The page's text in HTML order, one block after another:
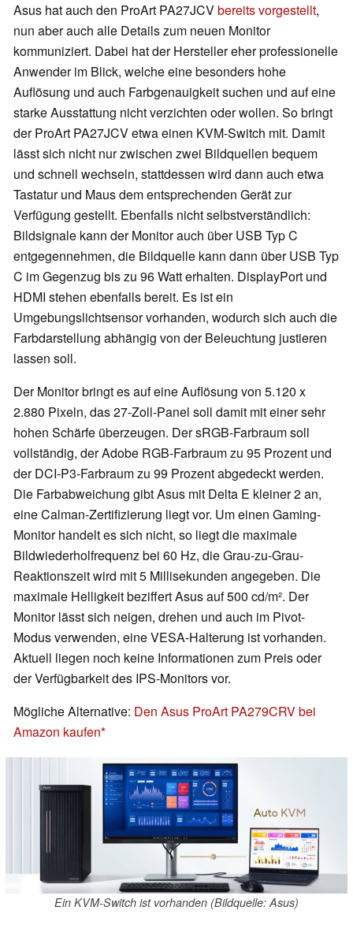
Asus hat auch den ProArt PA27JCVbereits vorgestellt,
nun aber auch alle Details zum neuen Monitor
kommuniziert. Dabei hat der Hersteller eher professionelle
Anwender im Blick, welche eine besonders hohe
Auflösung und auch Farbgenauigkeit suchen und auf eine
starke Ausstattung nicht verzichten oder wollen. So bringt
der ProArt PA27JCV etwa einen KVM-Switch mit. Damit
lässt sich nicht nur zwischen zwei Bildquellen bequem
und schnell wechseln, stattdessen wird dann auch etwa
Tastatur und Maus dem entsprechenden Gerät zur
Verfügung gestellt. Ebenfalls nicht selbstverständlich:
Bildsignale kann der Monitor auch über USB Typ C
entgegennehmen, die Bildquelle kann dann über USB Typ
C im Gegenzug bis zu 96 Watt erhalten. DisplayPort und
HDMI stehen ebenfalls bereit. Es ist ein
Umgebungslichtsensor vorhanden, wodurch sich auch die
Farbdarstellung abhängig von der Beleuchtung justieren
lassen soll.
Der Monitor bringt es auf eine Auflösung von 5.120 x
2.880 Pixeln, das 27-Zoll-Panel soll damit mit einer sehr
hohen Schärfe überzeugen. Der sRGB-Farbraum soll
vollständig, der Adobe RGB-Farbraum zu 95 Prozent und
der DCI-P3-Farbraum zu 99 Prozent abgedeckt werden.
Die Farbabweichung gibt Asus mit Delta E kleiner 2 an,
eine Calman-Zertifizierung liegt vor. Um einen Gaming-
Monitor handelt es sich nicht, so liegt die maximale
Bildwiederholfrequenz bei 60 Hz, die Grau-zu-Grau-
Reaktionszeit wird mit 5 Millisekunden angegeben. Die
maximale Helligkeit beziffert Asus auf 500 cd/m². Der
Monitor lässt sich neigen, drehen und auch im Pivot-
Modus verwenden, eine VESA-Halterung ist vorhanden.
Aktuell liegen noch keine Informationen zum Preis oder
der Verfügbarkeit des IPS-Monitors vor.
Mögliche Alternative: Den Asus ProArt PA279CRV bei
Amazon kaufen
Ein KVM-Switch ist vorhanden (Bildquelle: Asus)